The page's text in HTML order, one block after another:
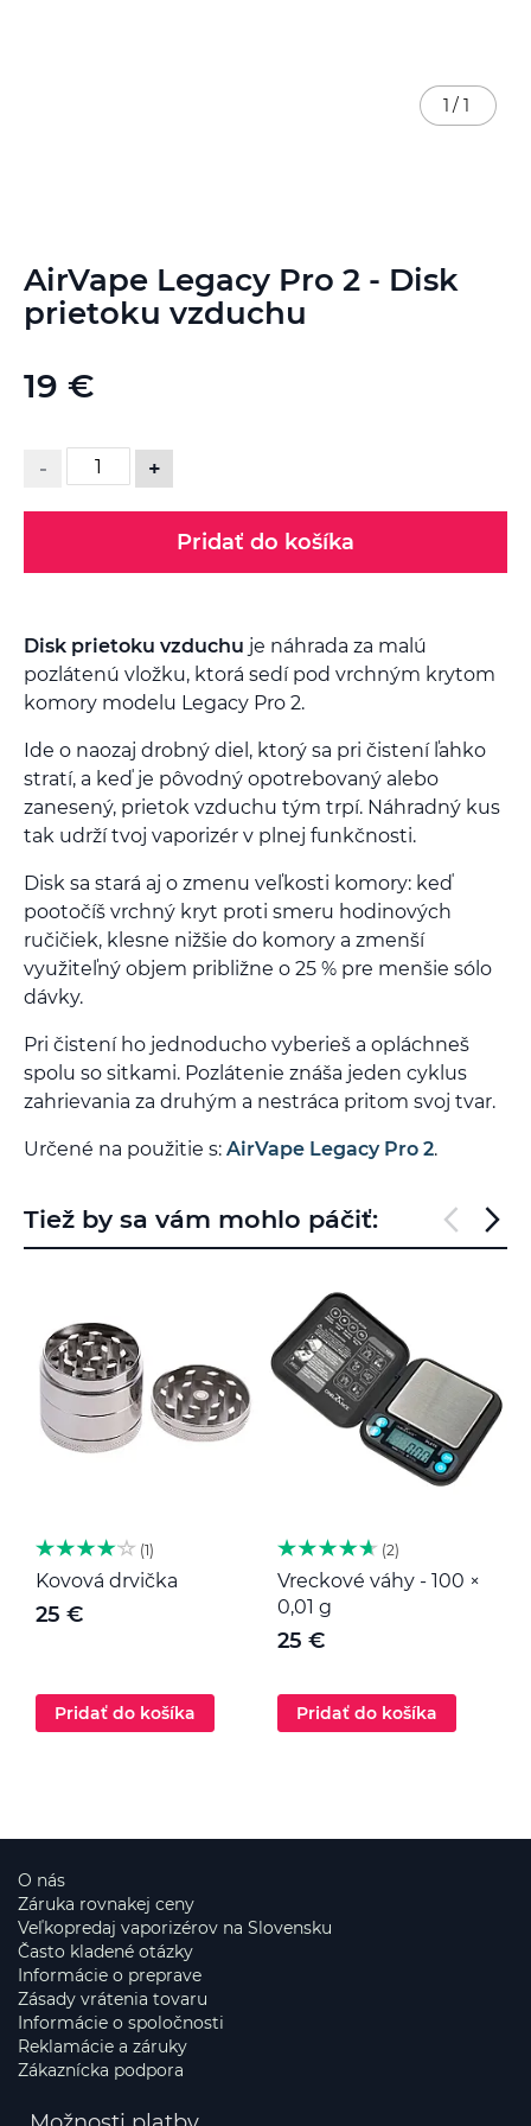
AirVape Legacy Pro 2 - Disk
prietoku vzduchu
19 €
- +
Pridať do košíka
Disk prietoku vzduchu je náhrada za malú
pozlátenú vložku, ktorá sedí pod vrchným krytom
komory modelu Legacy Pro 2.
Ide o naozaj drobný diel, ktorý sa pri čistení ľahko
stratí, a keď je pôvodný opotrebovaný alebo
zanesený, prietok vzduchu tým trpí. Náhradný kus
tak udrží tvoj vaporizér v plnej funkčnosti.
Disk sa stará aj o zmenu veľkosti komory: keď
pootočíš vrchný kryt proti smeru hodinových
ručičiek, klesne nižšie do komory a zmenší
využiteľný objem približne o 25 % pre menšie sólo
dávky.
Pri čistení ho jednoducho vyberieš a opláchneš
spolu so sitkami. Pozlátenie znáša jeden cyklus
zahrievania za druhým a nestráca pritom svoj tvar.
Určené na použitie s: AirVape Legacy Pro 2.
1 / 1
na
začiatok
galérie
Tiež by sa vám mohlo páčiť:
1
Kovová drvička
25 €
Pridať do košíka
2
Vreckové váhy - 100 ×
0,01 g
25 €
Pridať do košíka
O nás
Záruka rovnakej ceny
Veľkopredaj vaporizérov na Slovensku
Často kladené otázky
Informácie o preprave
Zásady vrátenia tovaru
Informácie o spoločnosti
Reklamácie a záruky
Zákaznícka podpora